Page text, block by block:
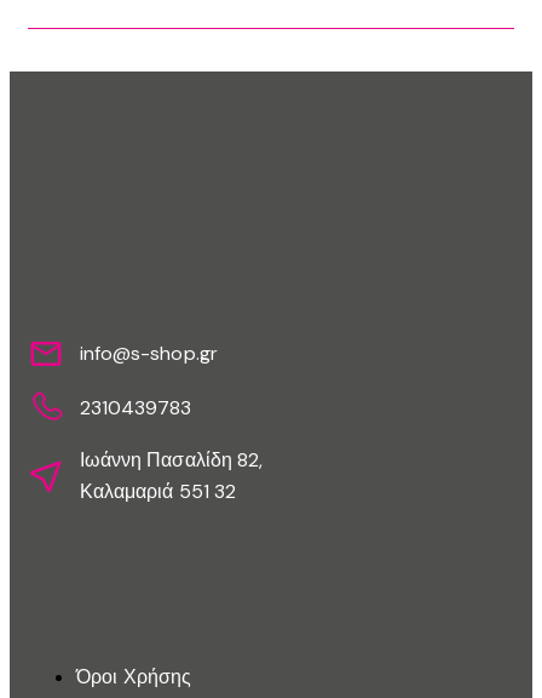
info@s-shop.gr
2310439783
Ιωάννη Πασαλίδη 82,
Καλαμαριά 551 32
Όροι Χρήσης